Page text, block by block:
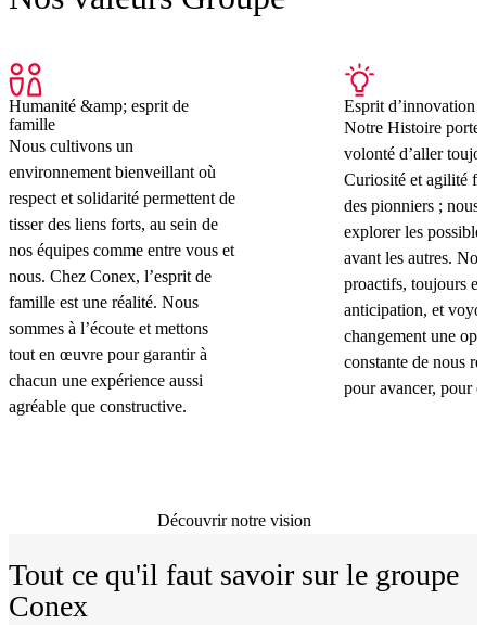
Humanité &amp; esprit de
famille
Nous cultivons un
environnement bienveillant où
respect et solidarité permettent de
tisser des liens forts, au sein de
nos équipes comme entre vous et
nous. Chez Conex, l’esprit de
famille est une réalité. Nous
sommes à l’écoute et mettons
tout en œuvre pour garantir à
chacun une expérience aussi
agréable que constructive.
Esprit d’innovation
Notre Histoire porte
volonté d’aller
Curiosité et agilité
des pionniers ; nous
explorer les
avant les autres.
proactifs, toujours en
anticipation, et
changement une
constante de nous
pour avancer, pour
Découvrir notre vision
Tout ce qu'il faut savoir sur le groupe
Conex